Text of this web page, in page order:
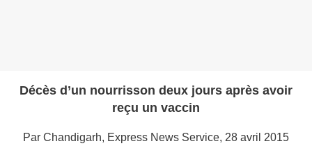
Décès d’un nourrisson deux jours après avoir
reçu un vaccin
Par Chandigarh, Express News Service, 28 avril 2015